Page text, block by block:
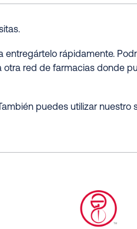
rápidamente.
red de farmacias donde
puedes utilizar nuestro